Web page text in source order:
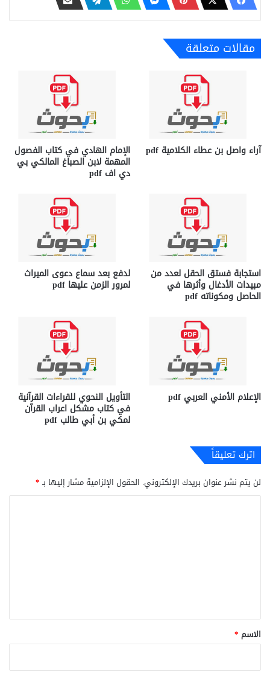
مقالات متعلقة
آراء واصل بن عطاء الكلامية pdf الإمام الهادي في كتاب الفصول
المهمة لابن الصباغ المالكي بي
دي اف pdf
استجابة فستق الحقل لعدد من
مبيدات الأدغال وأثرها في
الحاصل ومكوناته pdf
لدفع بعد سماع دعوى الميراث
لمرور الزمن عليها pdf
الإعلام الأمني العربي pdf التأويل النحوي للقراءات القرآنية
في كتاب مشكل اعراب القرآن
لمكي بن أبي طالب pdf
اترك تعليقاً
لن يتم نشر عنوان بريدك الإلكتروني. الحقول الإلزامية مشار إليها بـ*
*
الاسم *